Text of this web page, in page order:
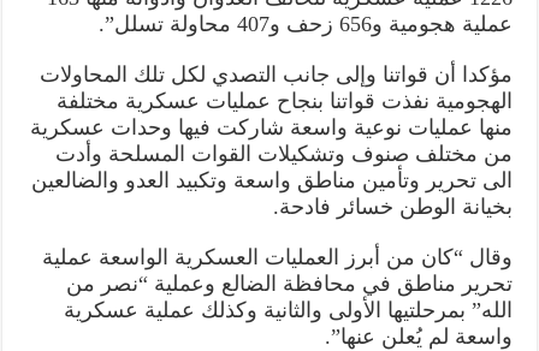
عملية هجومية و656 زحف و407 محاولة تسلل”.
مؤكدا أن قواتنا وإلى جانب التصدي لكل تلك المحاولات
الهجومية نفذت قواتنا بنجاح عمليات عسكرية مختلفة
منها عمليات نوعية واسعة شاركت فيها وحدات عسكرية
من مختلف صنوف وتشكيلات القوات المسلحة وأدت
الى تحرير وتأمين مناطق واسعة وتكبيد العدو والضالعين
بخيانة الوطن خسائر فادحة.
وقال “كان من أبرز العمليات العسكرية الواسعة عملية
تحرير مناطق في محافظة الضالع وعملية “نصر من
الله” بمرحلتيها الأولى والثانية وكذلك عملية عسكرية
واسعة لم يُعلن عنها”.